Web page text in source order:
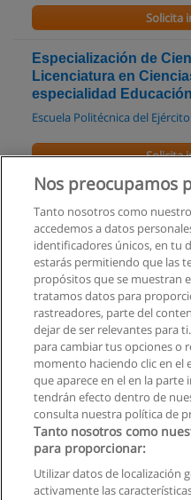
Solicita
Especialización de
Licenciatura en
especialidad
Escuela Politécnica del Ejército
Solicita
Maestría en Sistemas
Escuela Politécnica del Ejército
Solicita
Maestria en auditoría
Escuela Politécnica del Ejército
Solicita
Nos preocupamos
Tanto nosotros como
accedemos a datos
identificadores únicos, en tu
estarás permitiendo que las
propósitos que se muestran
tratamos datos para
rastreadores, parte del
dejar de ser relevantes para
para cambiar tus opciones o
momento haciendo clic en el
que aparece en el en la parte
tendrán efecto dentro de
consulta nuestra política de
Tanto nosotros como
para proporcionar:
Utilizar datos de localización
activamente las